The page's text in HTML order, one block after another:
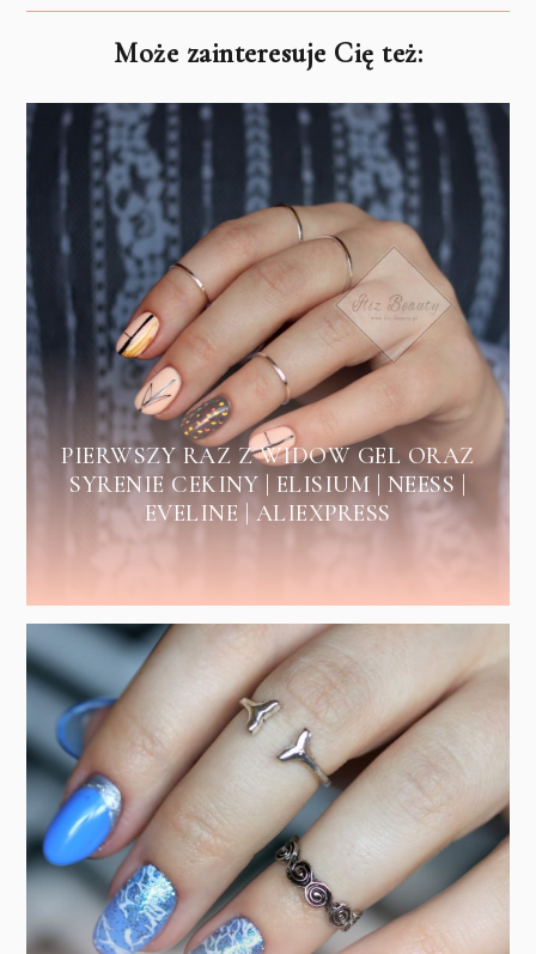
Może zainteresuje Cię też:
PIERWSZY RAZ Z WIDOW GEL ORAZ
SYRENIE CEKINY | ELISIUM | NEESS |
EVELINE | ALIEXPRESS